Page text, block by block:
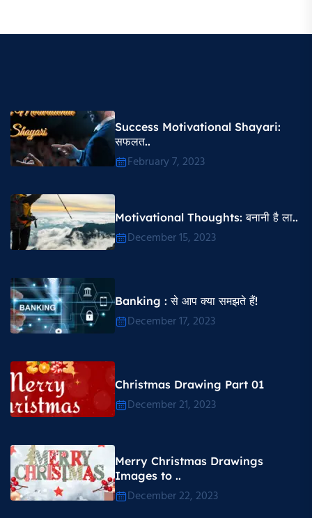
Success Motivational Shayari​:
सफलत..
February 7, 2023
Motivational Thoughts​: बनानी है ला..
December 15, 2023
Banking : से आप क्या समझते हैं!
December 17, 2023
Christmas Drawing Part 01
December 21, 2023
Merry Christmas Drawings
Images to ..
December 22, 2023